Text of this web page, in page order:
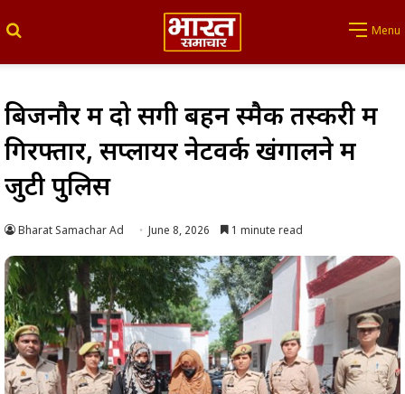
Menu
बिजनौर में दो सगी बहनें स्मैक तस्करी में
गिरफ्तार, सप्लायर नेटवर्क खंगालने में
जुटी पुलिस
Bharat Samachar Ad June 8, 2026 1 minute read